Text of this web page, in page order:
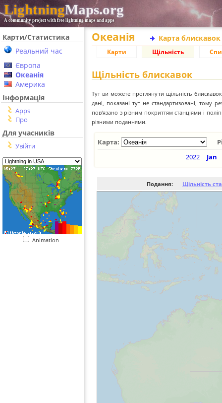
LightningMaps.org
A community project with free lightning maps and apps
Карти/Статистика
Реальний час
Європа
Океанія
Америка
Інформація
Apps
Про
Для учасників
Увійти
Animation
Океанія Карта
Карти Щільність
Щільність блискавок
Тут ви можете проглянути щільність
дані, показані тут не стандартизовані, тому
пов'язано з різним покриттям станціями і
різними поданнями.
Карта:
2022
Jan
Подання: Щільність